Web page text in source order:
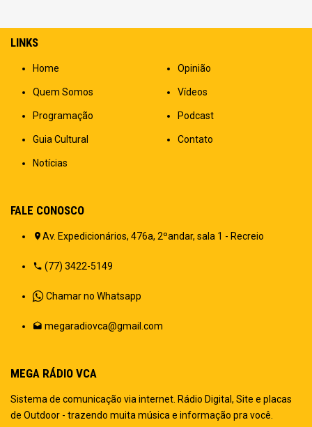
LINKS
Home
Quem Somos
Programação
Guia Cultural
Notícias
Opinião
Vídeos
Podcast
Contato
FALE CONOSCO
Av. Expedicionários, 476a, 2ºandar, sala 1 - Recreio
(77) 3422-5149
Chamar no Whatsapp
megaradiovca@gmail.com
MEGA RÁDIO VCA
Sistema de comunicação via internet. Rádio Digital, Site e placas
de Outdoor - trazendo muita música e informação pra você.